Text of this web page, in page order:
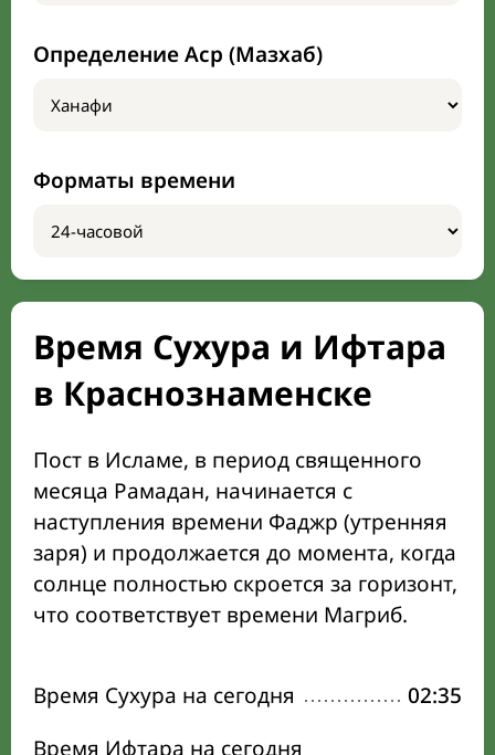
Определение Аср (Мазхаб)
Форматы времени
Время Сухура и Ифтара
в Краснознаменске
Пост в Исламе, в период священного
месяца Рамадан, начинается с
наступления времени Фаджр (утренняя
заря) и продолжается до момента, когда
солнце полностью скроется за горизонт,
что соответствует времени Магриб.
Время Сухура на сегодня
02:35
Время Ифтара на сегодня